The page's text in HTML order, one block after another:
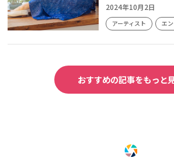
2024年10月2日
アーティスト エ
おすすめの記事をもっと